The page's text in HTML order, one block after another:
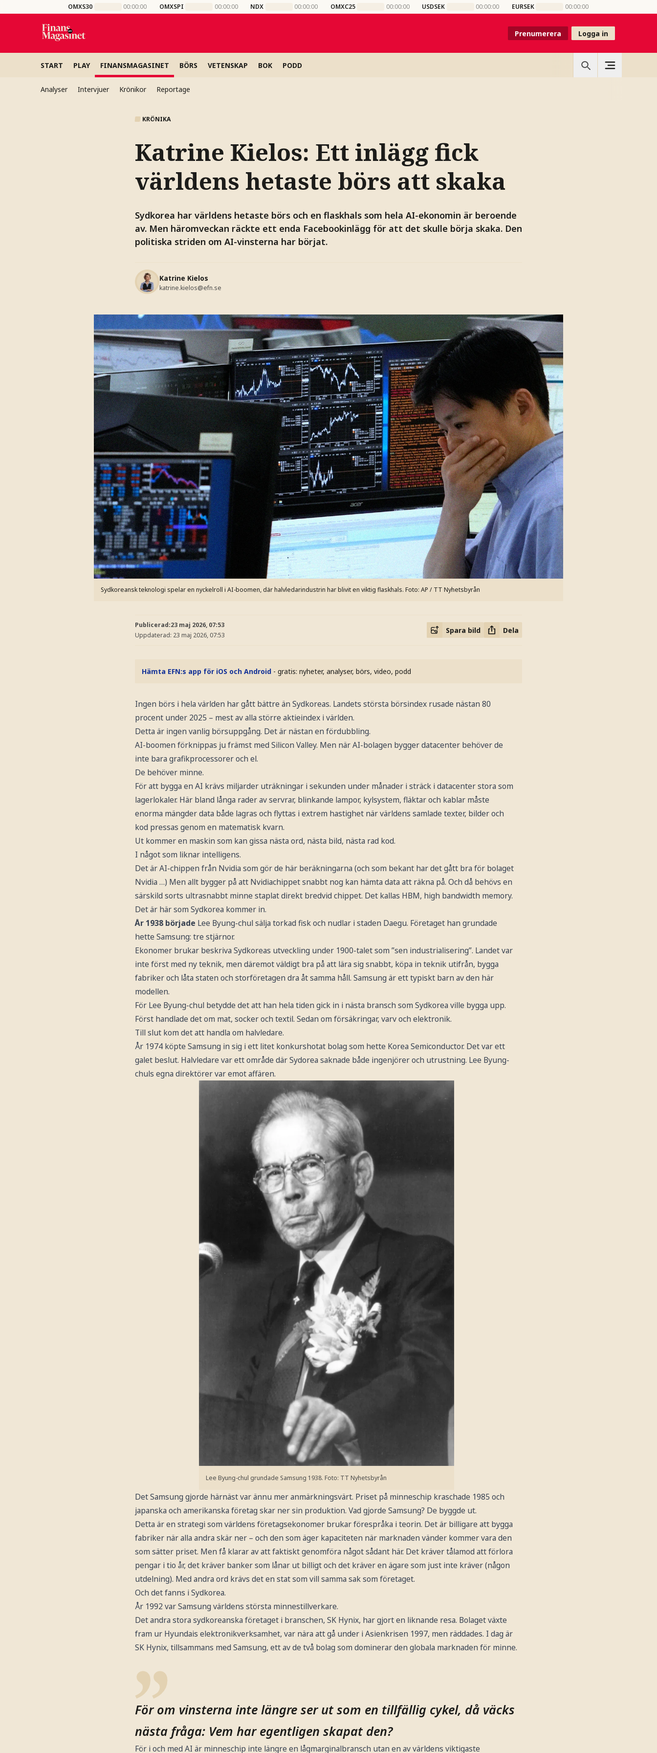
OMXS30 00:00:00 OMXSPI 00:00:00 NDX 00:00:00 OMXC25 00:00:00 USDSEK 00:00:00 EURSEK 00:00:00
Prenumerera Logga in
START PLAY FINANSMAGASINET BÖRS VETENSKAP BOK PODD
Analyser Intervjuer Krönikor Reportage
KRÖNIKA
Katrine Kielos: Ett inlägg fick
världens hetaste börs att skaka
Sydkorea har världens hetaste börs och en flaskhals som hela AI-ekonomin är beroende
av. Men häromveckan räckte ett enda Facebookinlägg för att det skulle börja skaka. Den
politiska striden om AI-vinsterna har börjat.
Katrine Kielos
katrine.kielos@efn.se
Sydkoreansk teknologi spelar en nyckelroll i AI-boomen, där halvledarindustrin har blivit en viktig flaskhals. Foto: AP / TT Nyhetsbyrån
Publicerad:23 maj 2026, 07:53
Uppdaterad: 23 maj 2026, 07:53
Spara bild Dela
Hämta EFN:s app för iOS och Android - gratis: nyheter, analyser, börs, video, podd
Ingen börs i hela världen har gått bättre än Sydkoreas. Landets största börsindex rusade nästan 80
procent under 2025 – mest av alla större aktieindex i världen.
Detta är ingen vanlig börsuppgång. Det är nästan en fördubbling.
AI-boomen förknippas ju främst med Silicon Valley. Men när AI-bolagen bygger datacenter behöver de
inte bara grafikprocessorer och el.
De behöver minne.
För att bygga en AI krävs miljarder uträkningar i sekunden under månader i sträck i datacenter stora som
lagerlokaler. Här bland långa rader av servrar, blinkande lampor, kylsystem, fläktar och kablar måste
enorma mängder data både lagras och flyttas i extrem hastighet när världens samlade texter, bilder och
kod pressas genom en matematisk kvarn.
Ut kommer en maskin som kan gissa nästa ord, nästa bild, nästa rad kod.
I något som liknar intelligens.
Det är AI-chippen från Nvidia som gör de här beräkningarna (och som bekant har det gått bra för bolaget
Nvidia …) Men allt bygger på att Nvidiachippet snabbt nog kan hämta data att räkna på. Och då behövs en
särskild sorts ultrasnabbt minne staplat direkt bredvid chippet. Det kallas HBM, high bandwidth memory.
Det är här som Sydkorea kommer in.
År 1938 började Lee Byung-chul sälja torkad fisk och nudlar i staden Daegu. Företaget han grundade
hette Samsung: tre stjärnor.
Ekonomer brukar beskriva Sydkoreas utveckling under 1900-talet som ”sen industrialisering”. Landet var
inte först med ny teknik, men däremot väldigt bra på att lära sig snabbt, köpa in teknik utifrån, bygga
fabriker och låta staten och storföretagen dra åt samma håll. Samsung är ett typiskt barn av den här
modellen.
För Lee Byung-chul betydde det att han hela tiden gick in i nästa bransch som Sydkorea ville bygga upp.
Först handlade det om mat, socker och textil. Sedan om försäkringar, varv och elektronik.
Till slut kom det att handla om halvledare.
År 1974 köpte Samsung in sig i ett litet konkurshotat bolag som hette Korea Semiconductor. Det var ett
galet beslut. Halvledare var ett område där Sydorea saknade både ingenjörer och utrustning. Lee Byung-
chuls egna direktörer var emot affären.
Lee Byung-chul grundade Samsung 1938. Foto: TT Nyhetsbyrån
Det Samsung gjorde härnäst var ännu mer anmärkningsvärt. Priset på minneschip kraschade 1985 och
japanska och amerikanska företag skar ner sin produktion. Vad gjorde Samsung? De byggde ut.
Detta är en strategi som världens företagsekonomer brukar förespråka i teorin. Det är billigare att bygga
fabriker när alla andra skär ner – och den som äger kapaciteten när marknaden vänder kommer vara den
som sätter priset. Men få klarar av att faktiskt genomföra något sådant här. Det kräver tålamod att förlora
pengar i tio år, det kräver banker som lånar ut billigt och det kräver en ägare som just inte kräver (någon
utdelning). Med andra ord krävs det en stat som vill samma sak som företaget.
Och det fanns i Sydkorea.
År 1992 var Samsung världens största minnestillverkare.
Det andra stora sydkoreanska företaget i branschen, SK Hynix, har gjort en liknande resa. Bolaget växte
fram ur Hyundais elektronikverksamhet, var nära att gå under i Asienkrisen 1997, men räddades. I dag är
SK Hynix, tillsammans med Samsung, ett av de två bolag som dominerar den globala marknaden för minne.
För om vinsterna inte längre ser ut som en tillfällig cykel, då väcks
nästa fråga: Vem har egentligen skapat den?
För i och med AI är minneschip inte längre en lågmarginalbransch utan en av världens viktigaste